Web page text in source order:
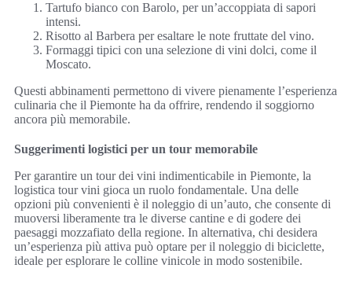
Tartufo bianco con Barolo, per un’accoppiata di sapori
intensi.
Risotto al Barbera per esaltare le note fruttate del vino.
Formaggi tipici con una selezione di vini dolci, come il
Moscato.
Questi abbinamenti permettono di vivere pienamente l’esperienza
culinaria che il Piemonte ha da offrire, rendendo il soggiorno
ancora più memorabile.
Suggerimenti logistici per un tour memorabile
Per garantire un tour dei vini indimenticabile in Piemonte, la
logistica tour vini gioca un ruolo fondamentale. Una delle
opzioni più convenienti è il noleggio di un’auto, che consente di
muoversi liberamente tra le diverse cantine e di godere dei
paesaggi mozzafiato della regione. In alternativa, chi desidera
un’esperienza più attiva può optare per il noleggio di biciclette,
ideale per esplorare le colline vinicole in modo sostenibile.